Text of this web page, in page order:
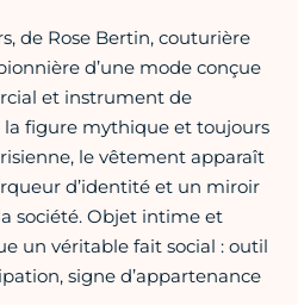
de Rose Bertin, couturière
d’une mode conçue
et instrument de
la figure mythique et toujours
le vêtement apparaît
d’identité et un miroir
société. Objet intime et
un véritable fait social : outil
signe d’appartenance